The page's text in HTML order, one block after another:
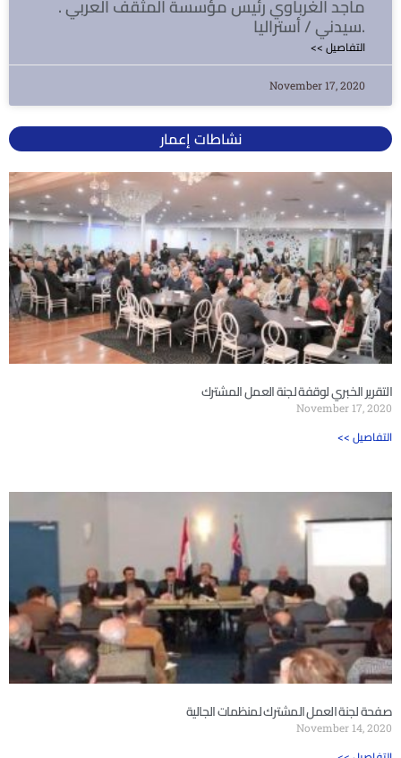
ماجد الغرباوي رئيس مؤسسة المثقف العربي .
سيدني / أستراليا.
<< التفاصيل
November 17, 2020
نشاطات إعمار
التقرير الخبري لوقفة لجنة العمل المشترك
November 17, 2020
<< التفاصيل
صفحة لجنة العمل المشترك لمنظمات الجالية
November 14, 2020